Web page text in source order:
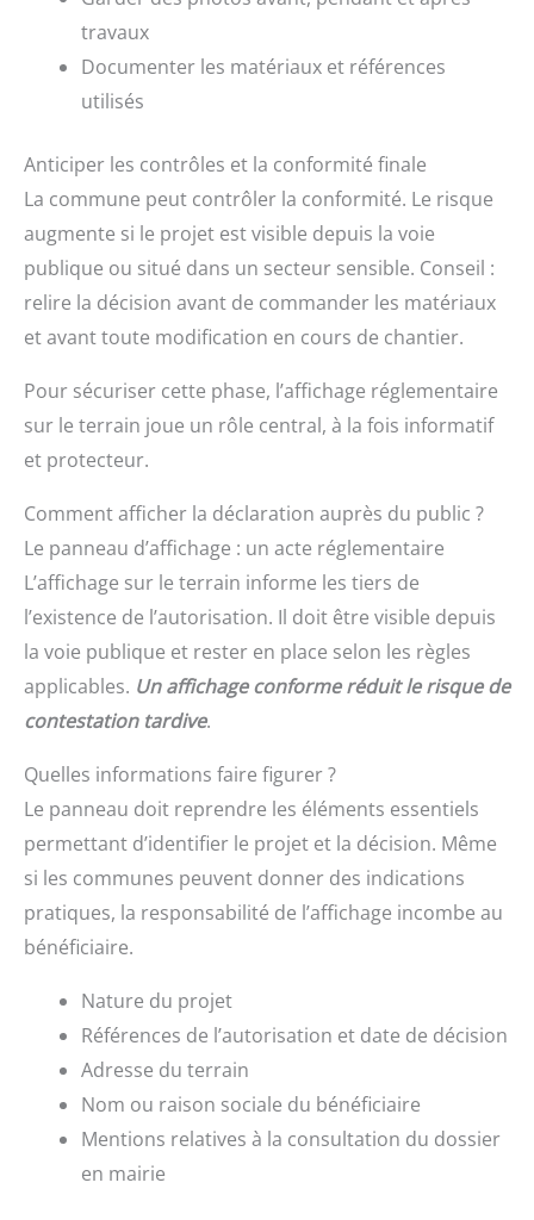
travaux
Documenter les matériaux et références
utilisés
Anticiper les contrôles et la conformité finale
La commune peut contrôler la conformité. Le risque
augmente si le projet est visible depuis la voie
publique ou situé dans un secteur sensible. Conseil :
relire la décision avant de commander les matériaux
et avant toute modification en cours de chantier.
Pour sécuriser cette phase, l’affichage réglementaire
sur le terrain joue un rôle central, à la fois informatif
et protecteur.
Comment afficher la déclaration auprès du public ?
Le panneau d’affichage : un acte réglementaire
L’affichage sur le terrain informe les tiers de
l’existence de l’autorisation. Il doit être visible depuis
la voie publique et rester en place selon les règles
applicables. Un affichage conforme réduit le risque de
contestation tardive.
Quelles informations faire figurer ?
Le panneau doit reprendre les éléments essentiels
permettant d’identifier le projet et la décision. Même
si les communes peuvent donner des indications
pratiques, la responsabilité de l’affichage incombe au
bénéficiaire.
Nature du projet
Références de l’autorisation et date de décision
Adresse du terrain
Nom ou raison sociale du bénéficiaire
Mentions relatives à la consultation du dossier
en mairie